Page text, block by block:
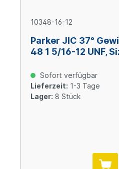
10348-16-12
Parker JIC 37°
48 1 5/16-12 UNF,
Sofort verfügbar
Lieferzeit: 1-3 Tage
Lager: 8 Stück